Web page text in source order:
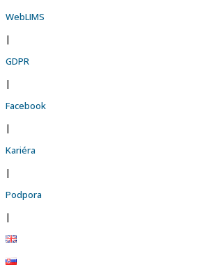
WebLIMS
|
GDPR
|
Facebook
|
Kariéra
|
Podpora
|